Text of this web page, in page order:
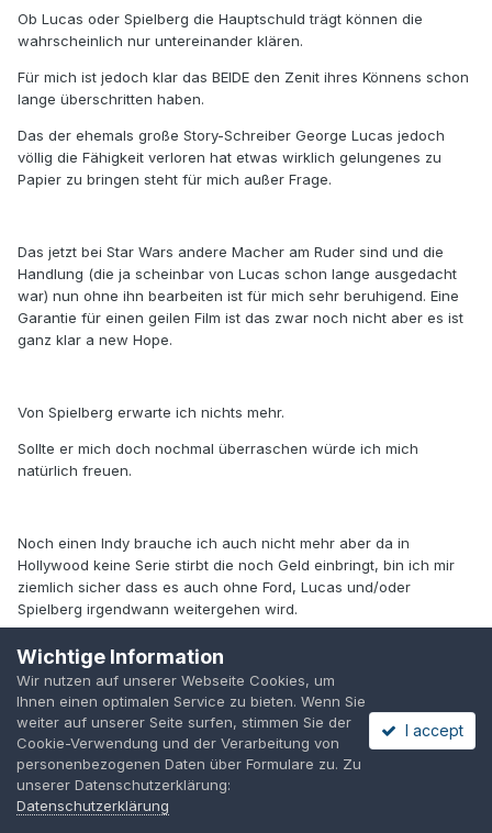
Ob Lucas oder Spielberg die Hauptschuld trägt können die
wahrscheinlich nur untereinander klären.
Für mich ist jedoch klar das BEIDE den Zenit ihres Könnens schon
lange überschritten haben.
Das der ehemals große Story-Schreiber George Lucas jedoch
völlig die Fähigkeit verloren hat etwas wirklich gelungenes zu
Papier zu bringen steht für mich außer Frage.
Das jetzt bei Star Wars andere Macher am Ruder sind und die
Handlung (die ja scheinbar von Lucas schon lange ausgedacht
war) nun ohne ihn bearbeiten ist für mich sehr beruhigend. Eine
Garantie für einen geilen Film ist das zwar noch nicht aber es ist
ganz klar a new Hope.
Von Spielberg erwarte ich nichts mehr.
Sollte er mich doch nochmal überraschen würde ich mich
natürlich freuen.
Noch einen Indy brauche ich auch nicht mehr aber da in
Hollywood keine Serie stirbt die noch Geld einbringt, bin ich mir
ziemlich sicher dass es auch ohne Ford, Lucas und/oder
Spielberg irgendwann weitergehen wird.
Edit: gerade gesehen, der neue Superman-Film hat jetzt einen
längeren Titel: Batman vs. Superman: Dawn of Justice
Ist das schon bekannt gewesen?
Wichtige Information
Wir nutzen auf unserer Webseite Cookies, um
Ihnen einen optimalen Service zu bieten. Wenn Sie
weiter auf unserer Seite surfen, stimmen Sie der
Cookie-Verwendung und der Verarbeitung von
personenbezogenen Daten über Formulare zu. Zu
unserer Datenschutzerklärung:
Datenschutzerklärung
I accept